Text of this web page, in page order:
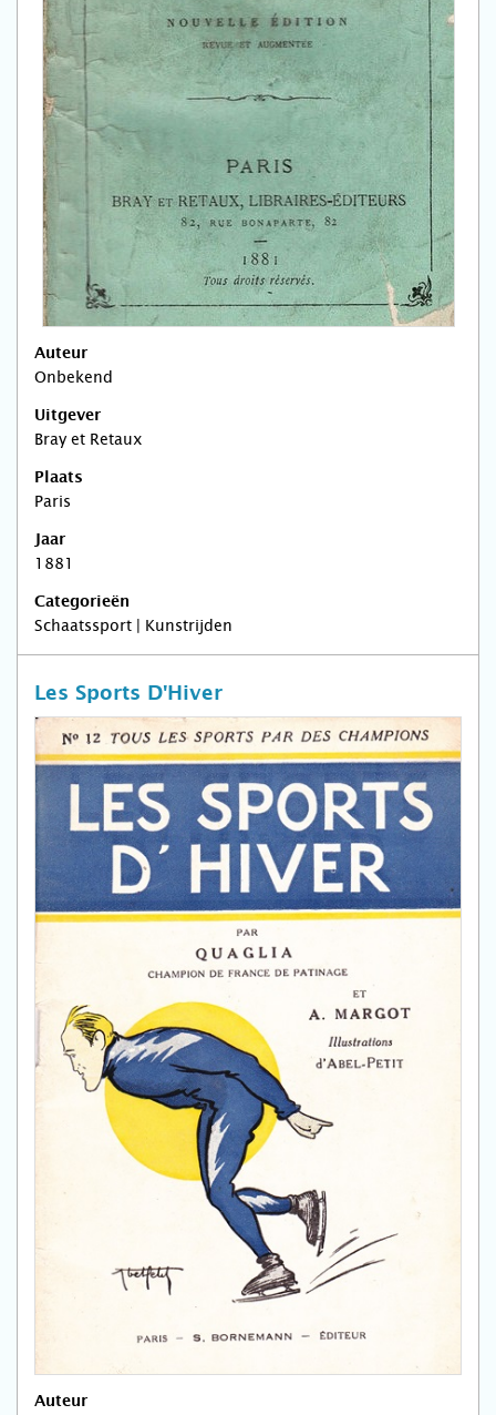
Auteur
Onbekend
Uitgever
Bray et Retaux
Plaats
Paris
Jaar
1881
Categorieën
Schaatssport | Kunstrijden
Les Sports D'Hiver
Auteur